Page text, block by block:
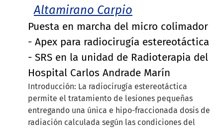
Altamirano Carpio
Puesta en marcha del micro colimador
- Apex para radiocirugía estereotáctica
- SRS en la unidad de Radioterapia del
Hospital Carlos Andrade Marín
Introducción: La radiocirugía estereotáctica
permite el tratamiento de lesiones pequeñas
entregando una única e hipo-fraccionada dosis de
radiación calculada según las condiciones del